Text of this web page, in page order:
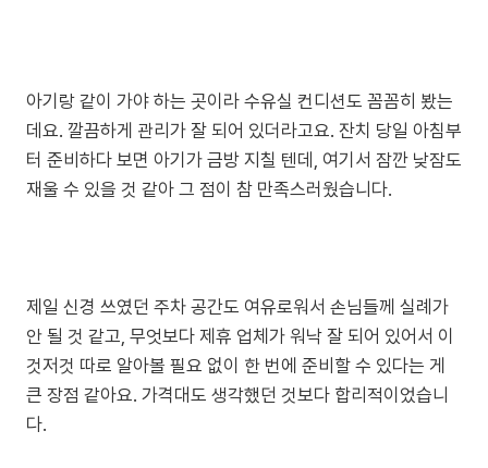
아기랑 같이 가야 하는 곳이라 수유실 컨디션도 꼼꼼히 봤는
데요. 깔끔하게 관리가 잘 되어 있더라고요. 잔치 당일 아침부
터 준비하다 보면 아기가 금방 지칠 텐데, 여기서 잠깐 낮잠도
재울 수 있을 것 같아 그 점이 참 만족스러웠습니다.
제일 신경 쓰였던 주차 공간도 여유로워서 손님들께 실례가
안 될 것 같고, 무엇보다 제휴 업체가 워낙 잘 되어 있어서 이
것저것 따로 알아볼 필요 없이 한 번에 준비할 수 있다는 게
큰 장점 같아요. 가격대도 생각했던 것보다 합리적이었습니
다.